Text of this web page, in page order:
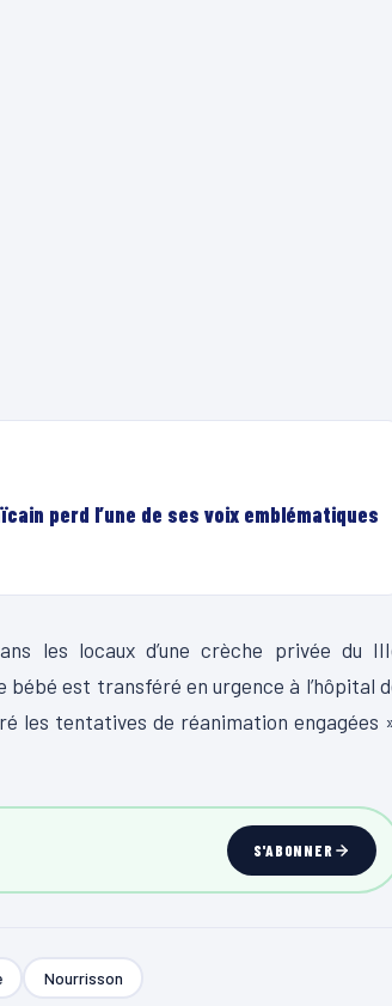
perd l’une de ses voix emblématiques
les locaux d’une crèche privée du
est transféré en urgence à l’hôpital
les tentatives de réanimation engagées
S'ABONNER
Nourrisson